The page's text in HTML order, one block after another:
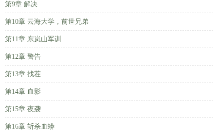
第9章 解决
第10章 云海大学，前世兄弟
第11章 东岚山军训
第12章 警告
第13章 找茬
第14章 血影
第15章 夜袭
第16章 斩杀血蟒